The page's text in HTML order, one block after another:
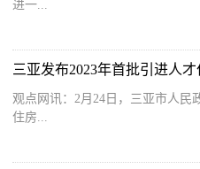
进一...
观点网讯：2月24日，三亚市人民
住房...